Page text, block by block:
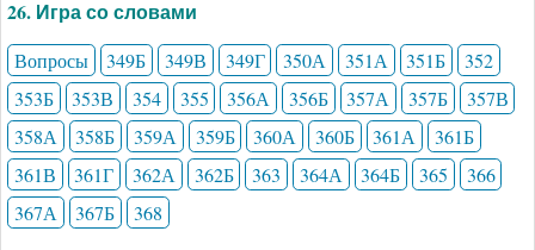
26. Игра со словами
Вопросы 349Б 349В 349Г 350А 351А 351Б
352
353Б
353В 354 355 356А 356Б 357А 357Б
357В
358А
358Б 359А 359Б 360А 360Б 361А
361Б
361В
361Г 362А 362Б 363 364А 364Б 365
366
367А
367Б 368